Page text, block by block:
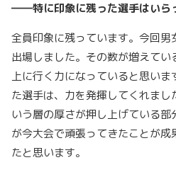
――特に印象に残った選手はいら
全員印象に残っています。今回
出場しました。その数が増えて
上に行く力になっていると思い
た選手は、力を発揮してくれまし
いう層の厚さが押し上げている
が今大会で頑張ってきたことが成
たと思います。